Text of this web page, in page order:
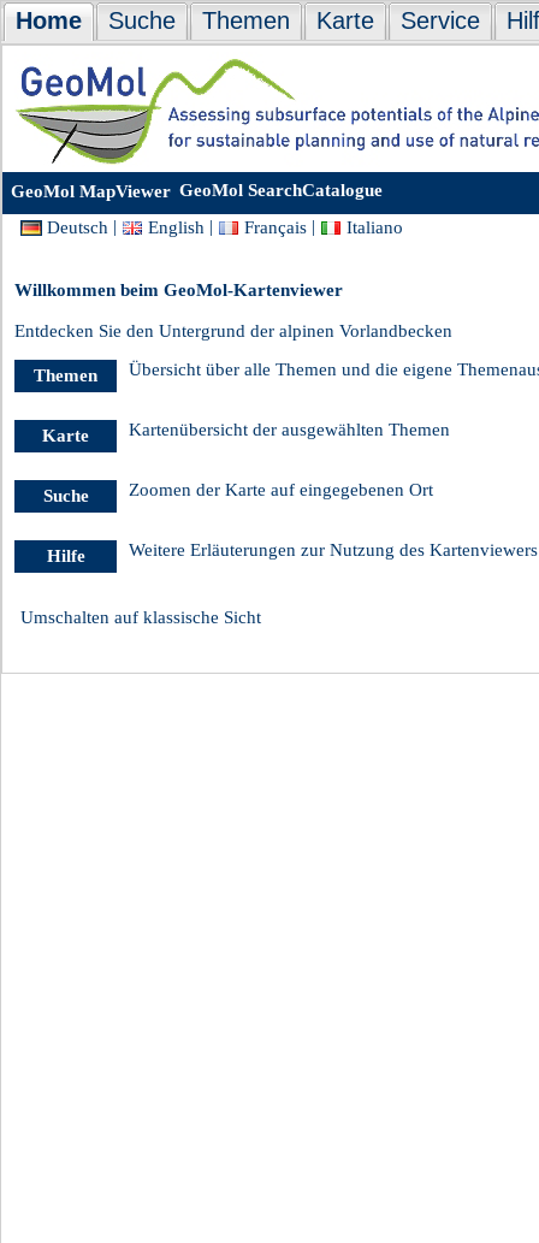
Home Suche Themen Karte Service
GeoMol MapViewer GeoMol SearchCatalogue
Deutsch | English | Français | Italiano
Willkommen beim GeoMol-Kartenviewer
Entdecken Sie den Untergrund der alpinen Vorlandbecken
Themen Übersicht über alle Themen und die eigene
Karte Kartenübersicht der ausgewählten Themen
Suche Zoomen der Karte auf eingegebenen Ort
Hilfe Weitere Erläuterungen zur Nutzung des Kartenviewers
Umschalten auf klassische Sicht